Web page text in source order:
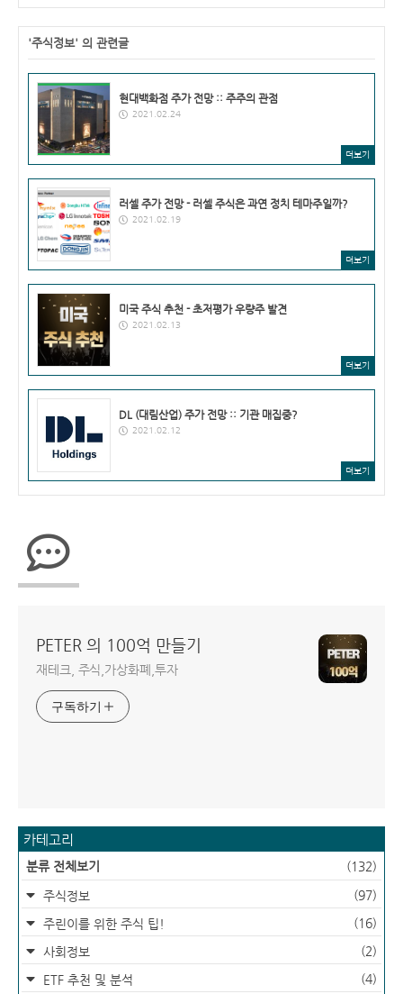
'주식정보' 의 관련글
현대백화점 주가 전망 :: 주주의 관점
2021.02.24
더보기
러셀 주가 전망 - 러셀 주식은 과연 정치 테마주일까?
2021.02.19
더보기
미국 주식 추천 - 초저평가 우량주 발견
2021.02.13
더보기
DL (대림산업) 주가 전망 :: 기관 매집중?
2021.02.12
더보기
PETER 의 100억 만들기
재테크, 주식,가상화폐,투자
구독하기
카테고리
분류 전체보기 (132)
주식정보
(97)
주린이를 위한 주식 팁!
(16)
사회정보
(2)
ETF 추천 및 분석
(4)